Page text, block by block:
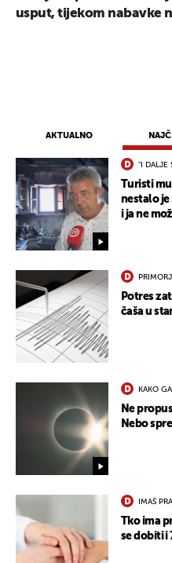
AKTUALNO
"I DALJE
Turisti
nestalo je
i ja ne
Potres
čaša u
KAKO
Ne
Nebo
IMAŠ
Tko ima
se dobiti i
usput, tijekom nabavke
UKLJUČITE